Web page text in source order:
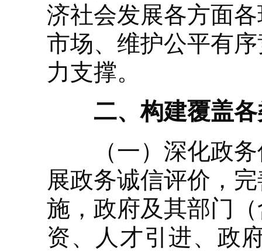
济社会发展各方面
市场、维护公平有
力支撑。
二、构建覆盖各
（一）深化政务
展政务诚信评价，
施，政府及其部门
资、人才引进、政